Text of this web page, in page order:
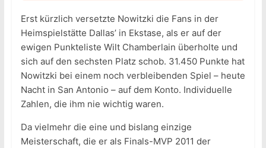
Erst kürzlich versetzte Nowitzki die Fans in der
Heimspielstätte Dallas’ in Ekstase, als er auf der
ewigen Punkteliste Wilt Chamberlain überholte und
sich auf den sechsten Platz schob. 31.450 Punkte hat
Nowitzki bei einem noch verbleibenden Spiel – heute
Nacht in San Antonio – auf dem Konto. Individuelle
Zahlen, die ihm nie wichtig waren.
Da vielmehr die eine und bislang einzige
Meisterschaft, die er als Finals-MVP 2011 der